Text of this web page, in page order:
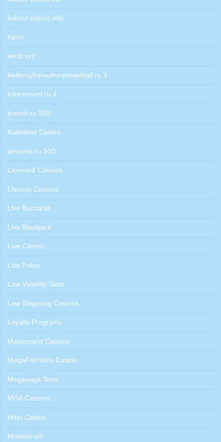
kaktuz-casino.wiki
Keno
kentt.xyz
kistevoytrenazherpowerball.ru 3
konnersant.ru 4
krsosh.ru 500
Kudosbet Casino
lanorme.ru 500
Licensed Casinos
Litecoin Casinos
Live Baccarat
Live Blackjack
Live Casino
Live Poker
Low Volatility Slots
Low Wagering Casinos
Loyalty Programs
Mastercard Casinos
MegaFishWins Casino
Megaways Slots
MGA Casinos
Mino Casino
Monsterwin